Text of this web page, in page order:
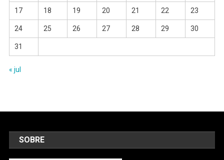
17 18 19 20 21 22 23
24 25 26 27 28 29 30
31
« jul
SOBRE